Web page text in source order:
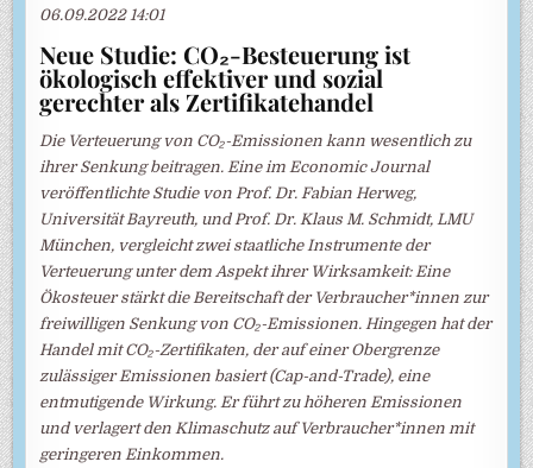
06.09.2022 14:01
Neue Studie: CO₂-Besteuerung ist
ökologisch effektiver und sozial
gerechter als Zertifikatehandel
Die Verteuerung von CO₂-Emissionen kann wesentlich zu
ihrer Senkung beitragen. Eine im Economic Journal
veröffentlichte Studie von Prof. Dr. Fabian Herweg,
Universität Bayreuth, und Prof. Dr. Klaus M. Schmidt, LMU
München, vergleicht zwei staatliche Instrumente der
Verteuerung unter dem Aspekt ihrer Wirksamkeit: Eine
Ökosteuer stärkt die Bereitschaft der Verbraucher*innen zur
freiwilligen Senkung von CO₂-Emissionen. Hingegen hat der
Handel mit CO₂-Zertifikaten, der auf einer Obergrenze
zulässiger Emissionen basiert (Cap-and-Trade), eine
entmutigende Wirkung. Er führt zu höheren Emissionen
und verlagert den Klimaschutz auf Verbraucher*innen mit
geringeren Einkommen.